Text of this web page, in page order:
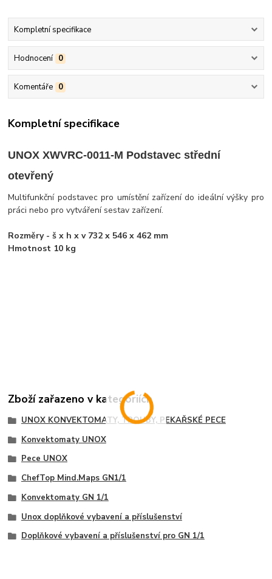
Kompletní specifikace
Hodnocení 0
Komentáře 0
Kompletní specifikace
UNOX XWVRC-0011-M Podstavec střední
otevřený
Multifunkční podstavec pro umístění zařízení do ideální výšky pro
práci nebo pro vytváření sestav zařízení.
Rozměry - š x h x v 732 x 546 x 462 mm
Hmotnost 10 kg
Zboží zařazeno v kategoriích
UNOX KONVEKTOMATY, TROUBY, PEKAŘSKÉ PECE
Konvektomaty UNOX
Pece UNOX
ChefTop Mind.Maps GN1/1
Konvektomaty GN 1/1
Unox doplňkové vybavení a příslušenství
Doplňkové vybavení a příslušenství pro GN 1/1